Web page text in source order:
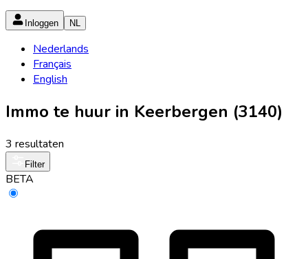
Inloggen NL
Nederlands
Français
English
Immo te huur in Keerbergen (3140)
3 resultaten
Filter
BETA